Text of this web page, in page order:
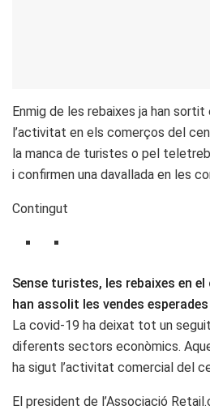
Enmig de les rebaixes ja han
l’activitat en els comerços del
la manca de turistes o pel
i confirmen una davallada en les
Contingut
Sense turistes, les rebaixes en
han assolit les vendes esperades
La covid-19 ha deixat tot un
diferents sectors econòmics.
ha sigut l’activitat comercial del
El president de l’Associació